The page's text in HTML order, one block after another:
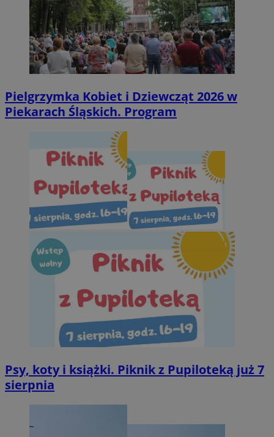
Pielgrzymka Kobiet i Dziewcząt 2026 w
Piekarach Śląskich. Program
Psy, koty i książki. Piknik z Pupiloteką już 7
sierpnia